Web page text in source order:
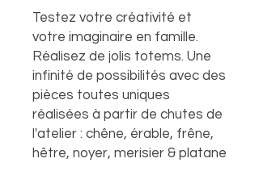
Testez votre créativité et
votre imaginaire en famille.
Réalisez de jolis totems. Une
infinité de possibilités avec des
pièces toutes uniques
réalisées à partir de chutes de
l'atelier : chêne, érable, frêne,
hêtre, noyer, merisier & platane